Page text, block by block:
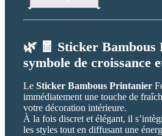
🌿 🧧 Sticker
symbole de croissance
Le Sticker Bambous Printanier
immédiatement une touche de
votre décoration intérieure.
À la fois discret et élégant, il
les styles tout en diffusant une